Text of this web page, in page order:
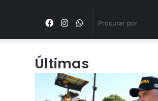
WhatsApp
Instagram
Facebook
Últimas